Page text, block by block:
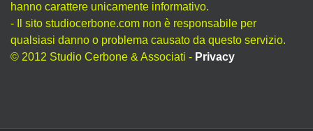
hanno carattere unicamente informativo.
- Il sito studiocerbone.com non è responsabile per
qualsiasi danno o problema causato da questo servizio.
© 2012 Studio Cerbone & Associati - Privacy